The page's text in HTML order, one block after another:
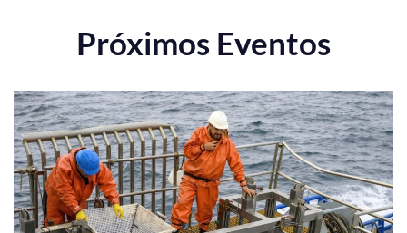
Próximos Eventos